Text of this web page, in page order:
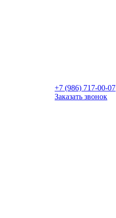
+7 (986) 717-00-07
Заказать звонок